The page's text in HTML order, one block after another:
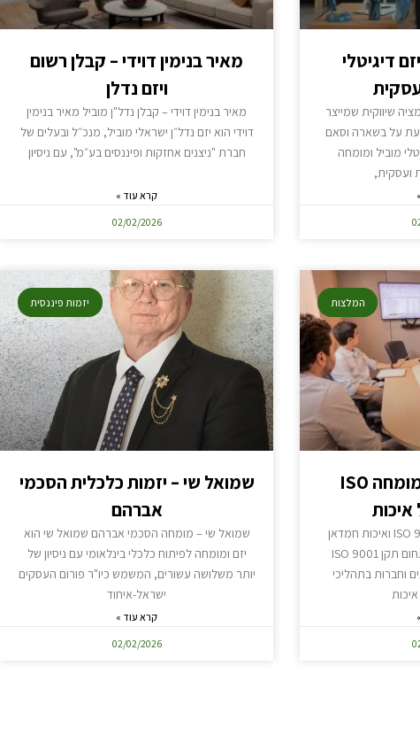
דיגיטלי
שיווקית שמייצר
על בשארה וסאם
מוביל ומומחה
ועסקית,
מאיר בנימין דוידי – קבלן רשום
ויזם נדלן
מאיר בנימין דוידי – קבלן נדל"ן מוביל מאיר בנימין
דוידי הוא יזם נדל״ן ישראלי מוביל, מנכ״ל ובעלים של
חברת "ניצנים אחזקות ופיננסים בע״מ", עם ניסיון
קרא עוד »
02/02/2026
המלצות
חמדאן ג'לולי – מומחה ISO
חמדאן ג'לולי – מומחה ISO 9001 ואיכות חמדאן
ג'לולי הינו מומחה מוביל בתחום תקן ISO 9001
וחברות בתהליכי
יזמות פיננסית
שמואל שי – יזמות כלכלית הסכמי
אברהם
שמואל שי – מומחה הסכמי אברהם שמואל שי הוא
יזם ומומחה לפיתוח כלכלי בינלאומי עם ניסיון של
יותר משלושה עשורים, המשמש כיו"ר פורום העסקים
ישראל-איחוד
קרא עוד »
02/02/2026